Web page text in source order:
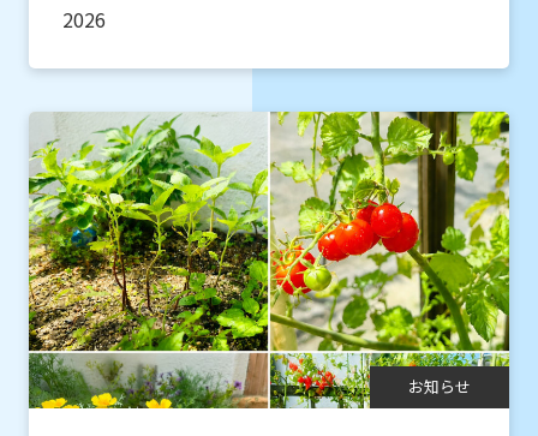
2026
お知らせ